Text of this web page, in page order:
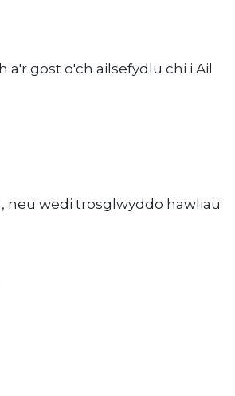
gost o'ch ailsefydlu chi i Ail
neu wedi trosglwyddo hawliau